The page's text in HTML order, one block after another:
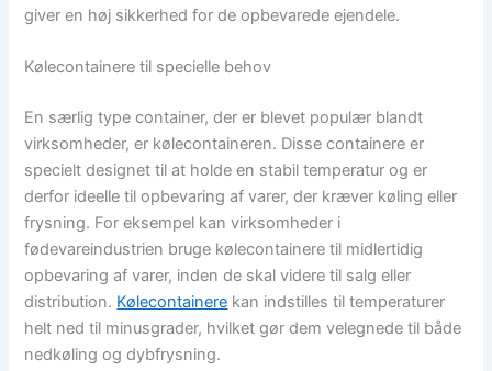
giver en høj sikkerhed for de opbevarede ejendele.
Kølecontainere til specielle behov
En særlig type container, der er blevet populær blandt
virksomheder, er kølecontaineren. Disse containere er
specielt designet til at holde en stabil temperatur og er
derfor ideelle til opbevaring af varer, der kræver køling eller
frysning. For eksempel kan virksomheder i
fødevareindustrien bruge kølecontainere til midlertidig
opbevaring af varer, inden de skal videre til salg eller
distribution. Kølecontainere kan indstilles til temperaturer
helt ned til minusgrader, hvilket gør dem velegnede til både
nedkøling og dybfrysning.